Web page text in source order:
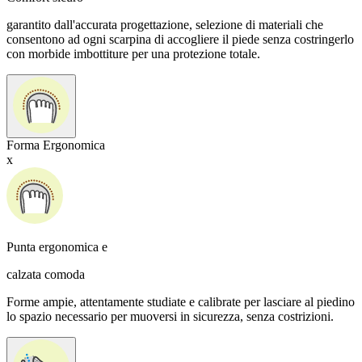
garantito dall'accurata progettazione, selezione di materiali che
consentono ad ogni scarpina di accogliere il piede senza costringerlo
con morbide imbottiture per una protezione totale.
Forma Ergonomica
x
Punta ergonomica e
calzata comoda
Forme ampie, attentamente studiate e calibrate per lasciare al piedino
lo spazio necessario per muoversi in sicurezza, senza costrizioni.